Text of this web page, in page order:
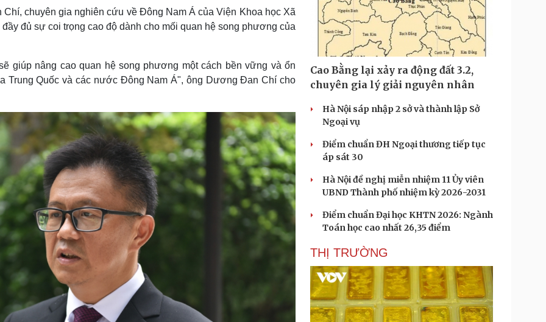
chuyên gia nghiên cứu về Đông Nam Á của Viện Khoa học Xã
đủ sự coi trọng cao độ dành cho mối quan hệ song phương của
giúp nâng cao quan hệ song phương một cách bền vững và ổn
Trung Quốc và các nước Đông Nam Á", ông Dương Đan Chí cho
Cao Bằng lại xảy ra động đất 3.2,
chuyên gia lý giải nguyên nhân
Hà Nội sáp nhập 2 sở và thành lập Sở
Ngoại vụ
Điểm chuẩn ĐH Ngoại thương tiếp tục
áp sát 30
Hà Nội đề nghị miễn nhiệm 11 Ủy viên
UBND Thành phố nhiệm kỳ 2026-2031
Điểm chuẩn Đại học KHTN 2026: Ngành
Toán học cao nhất 26,35 điểm
THỊ TRƯỜNG